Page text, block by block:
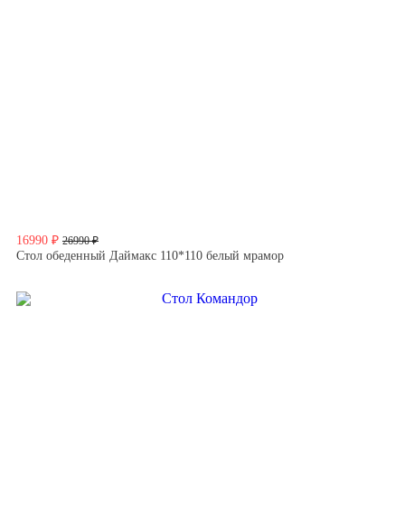
16990 ₽ 26990 ₽
Стол обеденный Даймакс 110*110 белый мрамор